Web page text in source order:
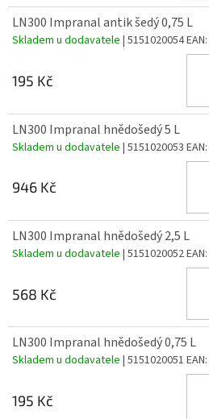
LN300 Impranal antik šedý 0,75 L
Skladem u dodavatele | 5151020054EAN:
195 Kč
LN300 Impranal hnědošedý 5 L
Skladem u dodavatele | 5151020053 EAN:
946 Kč
LN300 Impranal hnědošedý 2,5 L
Skladem u dodavatele | 5151020052EAN:
568 Kč
LN300 Impranal hnědošedý 0,75 L
Skladem u dodavatele | 5151020051 EAN:
195 Kč